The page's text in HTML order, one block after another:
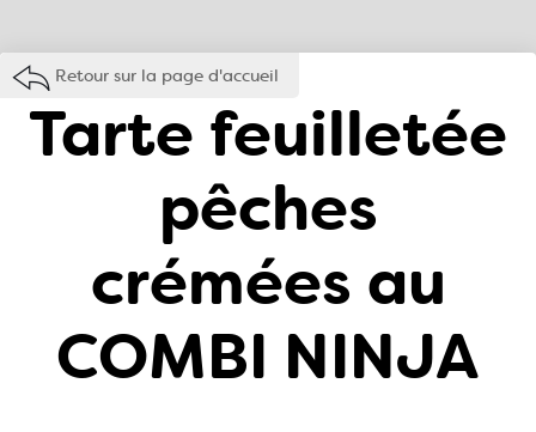
Retour sur la page d'accueil
Tarte feuilletée
pêches
crémées au
COMBI NINJA